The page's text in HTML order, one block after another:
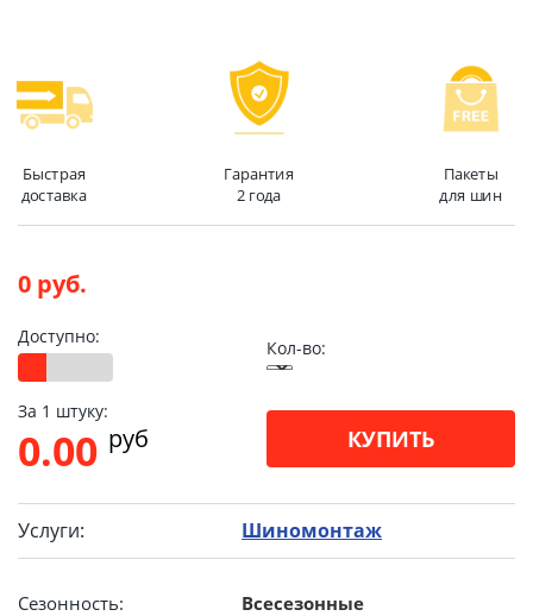
Быстрая
доставка
Гарантия
2 года
Пакеты
для шин
0 руб.
Доступно:
Кол-во:
За 1 штуку:
0.00 pуб КУПИТЬ
Услуги: Шиномонтаж
Сезонность:
Всесезонные